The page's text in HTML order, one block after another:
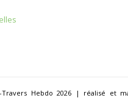
Travers Hebdo 2026 | réalisé et